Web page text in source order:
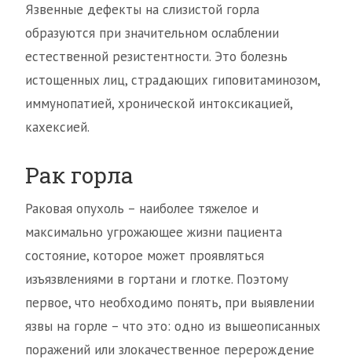
Язвенные дефекты на слизистой горла
образуются при значительном ослаблении
естественной резистентности. Это болезнь
истощенных лиц, страдающих гиповитаминозом,
иммунопатией, хронической интоксикацией,
кахексией.
Рак горла
Раковая опухоль – наиболее тяжелое и
максимально угрожающее жизни пациента
состояние, которое может проявляться
изъязвлениями в гортани и глотке. Поэтому
первое, что необходимо понять, при выявлении
язвы на горле – что это: одно из вышеописанных
поражений или злокачественное перерождение